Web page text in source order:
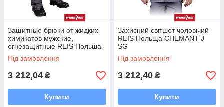
Защитные брюки от жидких
химикатов мужские,
огнезащитные REIS Польша
SAFE-T SB
Під замовлення
3 212,04 ₴
Купити
Захисний світшот чоловічий
REIS Польща CHEMANT-J
SG
Під замовлення
3 212,40 ₴
Купити